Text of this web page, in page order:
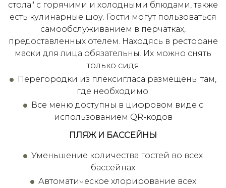
стола" с горячими и холодными блюдами, также
есть кулинарные шоу. Гости могут пользоваться
самообслуживанием в перчатках,
предоставленных отелем. Находясь в ресторане
маски для лица обязательны. Их можно снять
только сидя
Перегородки из плексигласа размещены там,
где необходимо.
Все меню доступны в цифровом виде с
использованием QR-кодов
ПЛЯЖ И БАССЕЙНЫ
Уменьшение количества гостей во всех
бассейнах
Автоматическое хлорирование всех